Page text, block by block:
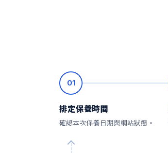
01
排定保養時間
確認本次保養日期與網站狀態。